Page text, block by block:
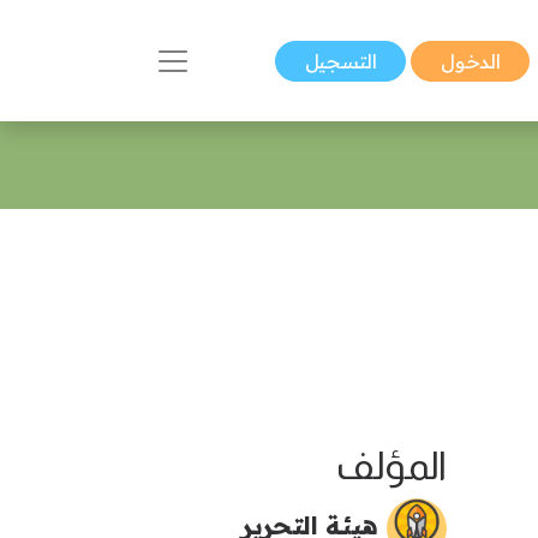
الدخول التسجيل
المؤلف
هيئة التحرير